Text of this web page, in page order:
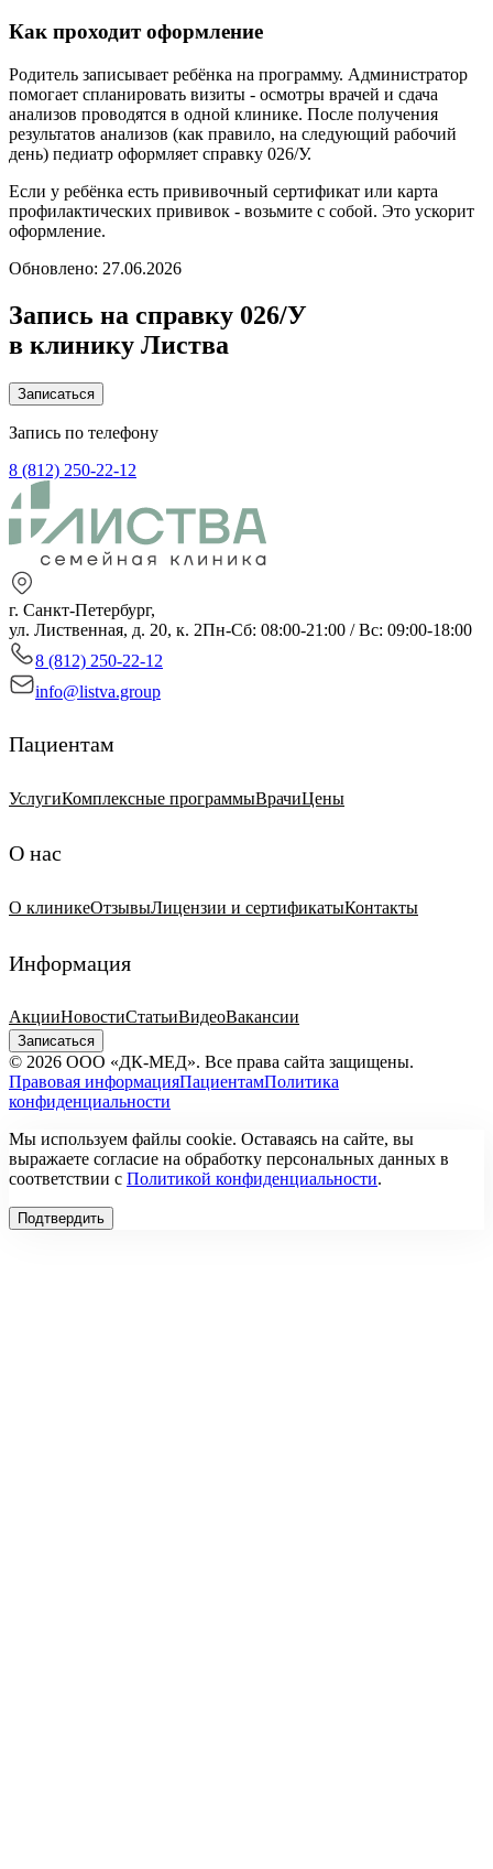
Как проходит оформление
Родитель записывает ребёнка на программу. Администратор
помогает спланировать визиты - осмотры врачей и сдача
анализов проводятся в одной клинике. После получения
результатов анализов (как правило, на следующий рабочий
день) педиатр оформляет справку 026/У.
Если у ребёнка есть прививочный сертификат или карта
профилактических прививок - возьмите с собой. Это ускорит
оформление.
Обновлено: 27.06.2026
Запись на справку 026/У
в клинику Листва
Записаться
Запись по телефону
8 (812) 250-22-12
г. Санкт-Петербург,
ул. Лиственная, д. 20, к. 2Пн-Сб: 08:00-21:00 / Вс: 09:00-18:00
8 (812) 250-22-12
info@listva.group
Пациентам
УслугиКомплексные программыВрачиЦены
О нас
О клиникеОтзывыЛицензии и сертификатыКонтакты
Информация
АкцииНовостиСтатьиВидеоВакансии
Записаться
© 2026 ООО «ДК-МЕД». Все права сайта защищены.
Правовая информацияПациентамПолитика
конфиденциальности
Мы используем файлы cookie. Оставаясь на сайте, вы
выражаете согласие на обработку персональных данных в
соответствии с Политикой конфиденциальности.
Подтвердить